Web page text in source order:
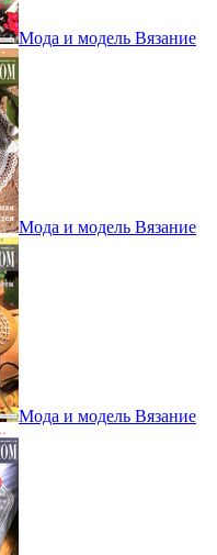
Мода и модель Вязание
Мода и модель Вязание
Мода и модель Вязание